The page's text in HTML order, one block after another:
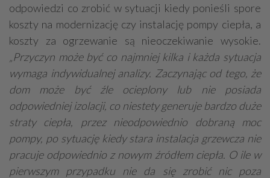
odpowiedzi co zrobić w sytuacji kiedy ponieśli spore
koszty na modernizację czy instalację pompy ciepła, a
koszty za ogrzewanie są nieoczekiwanie wysokie.
„Przyczyn może być co najmniej kilka i każda sytuacja
wymaga indywidualnej analizy. Zaczynając od tego, że
dom może być źle ocieplony lub nie posiada
odpowiedniej izolacji, co niestety generuje bardzo duże
straty ciepła, przez nieodpowiednio dobraną moc
pompy, po sytuację kiedy stara instalacja grzewcza nie
pracuje odpowiednio z nowym źródłem ciepła. O ile w
pierwszym przypadku nie da się zrobić nic poza